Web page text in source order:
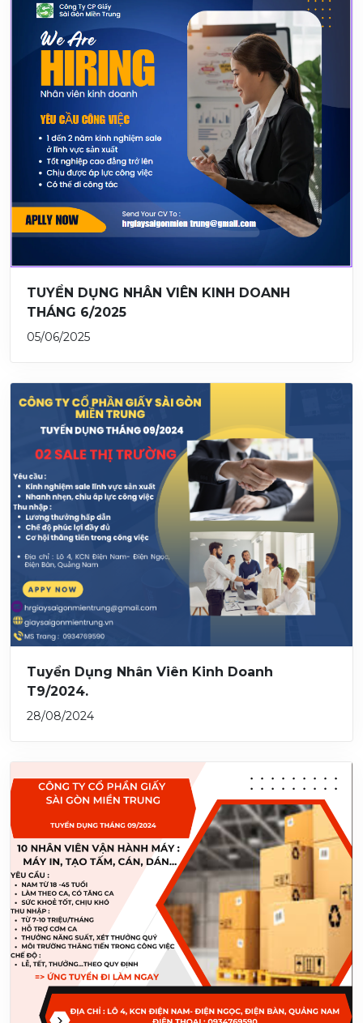
TUYỂN DỤNG NHÂN VIÊN KINH DOANH
THÁNG 6/2025
05/06/2025
Tuyển Dụng Nhân Viên Kinh Doanh
T9/2024.
28/08/2024